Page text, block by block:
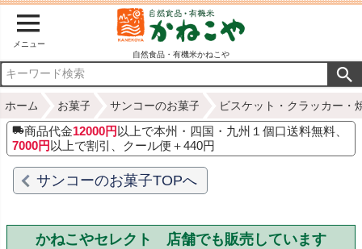
メニュー
自然食品・有機米かねこや
ホーム お菓子 サンコーのお菓子 ビスケット・クラッカー・
商品代金12000円 以上で本州・四国・九州１個口送料無料、
7000円 以上で割引、クール便＋440円
サンコーのお菓子TOPへ
かねこやセレクト 店舗でも販売しています